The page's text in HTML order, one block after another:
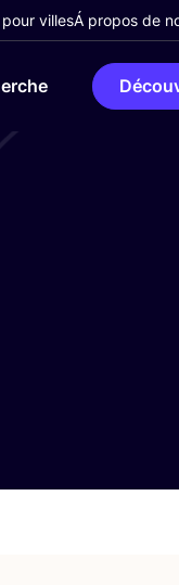
villesÁ propos de